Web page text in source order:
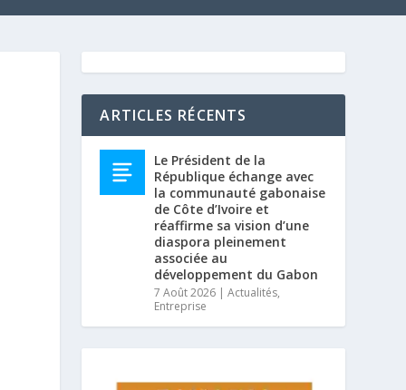
ARTICLES RÉCENTS
Le Président de la
République échange avec
la communauté gabonaise
de Côte d’Ivoire et
réaffirme sa vision d’une
diaspora pleinement
associée au
développement du Gabon
7 Août 2026 |Actualités,
Entreprise